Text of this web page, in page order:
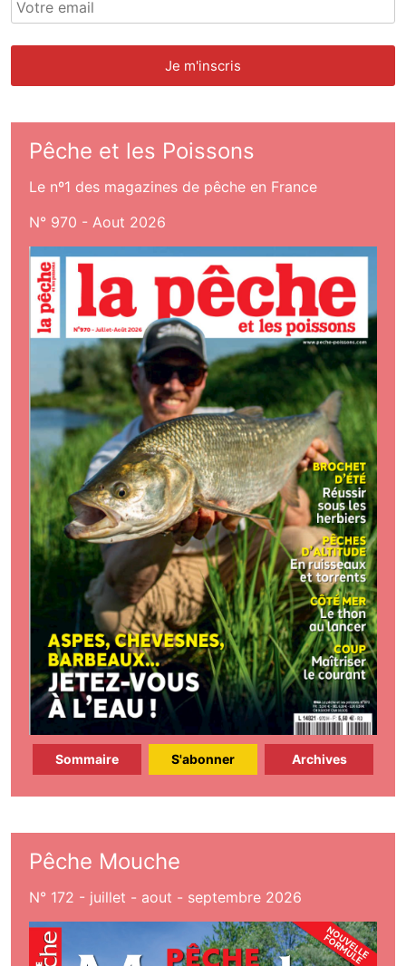
Pêche et les Poissons
Le nº1 des magazines de pêche en France
N° 970 - Aout 2026
Sommaire S'abonner Archives
Pêche Mouche
N° 172 - juillet - aout - septembre 2026